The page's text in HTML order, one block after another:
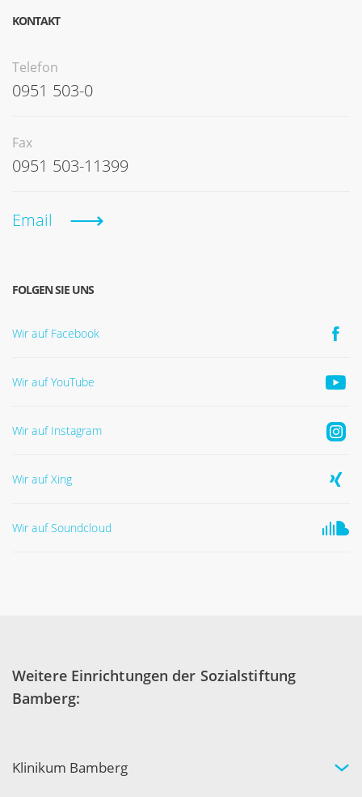
KONTAKT
Telefon
0951 503-0
Fax
0951 503-11399
Email
FOLGEN SIE UNS
Wir auf Facebook
Wir auf YouTube
Wir auf Instagram
Wir auf Xing
Wir auf Soundcloud
Weitere Einrichtungen der Sozialstiftung
Bamberg:
Klinikum Bamberg